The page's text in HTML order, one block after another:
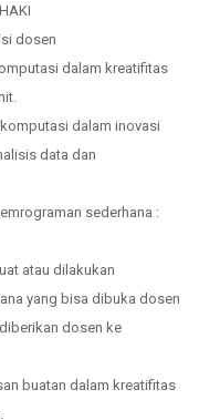
dosen
dalam kreatifitas
dalam inovasi
data dan
sederhana :
atau dilakukan
yang bisa dibuka dosen
dosen ke
buatan dalam kreatifitas